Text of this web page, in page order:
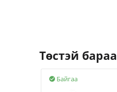
Төстэй бараа
Байгаа
